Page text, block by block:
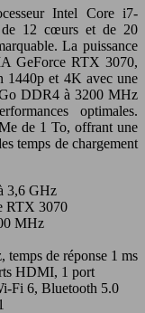
Intel Core i7-
de 12 cœurs et de 20
La puissance
GeForce RTX 3070,
1440p et 4K avec une
DDR4 à 3200 MHz
optimales.
de 1 To, offrant une
temps de chargement
3,6 GHz
RTX 3070
MHz
temps de réponse 1 ms
HDMI, 1 port
Fi 6, Bluetooth 5.0